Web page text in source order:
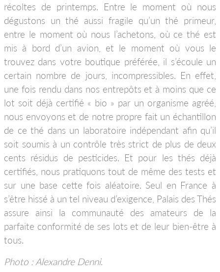
récoltes de printemps. Entre le moment où nous
dégustons un thé aussi fragile qu’un thé primeur,
entre le moment où nous l’achetons, où ce thé est
mis à bord d’un avion, et le moment où vous le
trouvez dans votre boutique préférée, il s’écoule un
certain nombre de jours, incompressibles. En effet,
une fois rendu dans nos entrepôts et à moins que ce
lot soit déjà certifié « bio » par un organisme agréé,
nous envoyons et de notre propre fait un échantillon
de ce thé dans un laboratoire indépendant afin qu’il
soit soumis à un contrôle très strict de plus de deux
cents résidus de pesticides. Et pour les thés déjà
certifiés, nous pratiquons tout de même des tests et
sur une base cette fois aléatoire. Seul en France à
s’être hissé à un tel niveau d’exigence, Palais des Thés
assure ainsi la communauté des amateurs de la
parfaite conformité de ses lots et de leur bien-être à
tous.
Photo : Alexandre Denni.